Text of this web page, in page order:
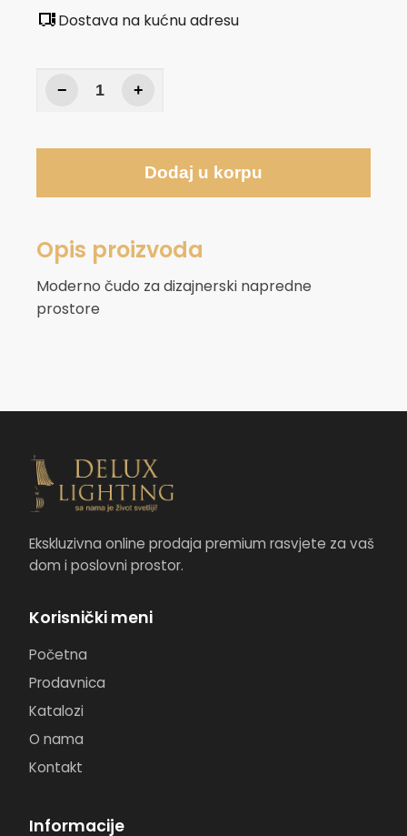
Dostava na kućnu adresu
− +
Dodaj u korpu
Opis proizvoda
Moderno čudo za dizajnerski napredne
prostore
Ekskluzivna online prodaja premium rasvjete za vaš
dom i poslovni prostor.
Korisnički meni
Početna
Prodavnica
Katalozi
O nama
Kontakt
Informacije